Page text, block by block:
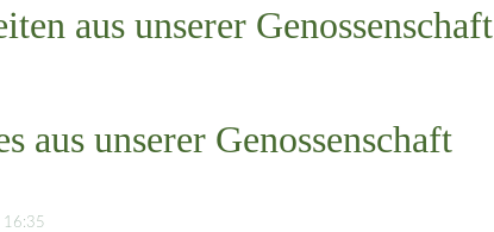
aus unserer Genossenschaft
aus unserer Genossenschaft
16:35